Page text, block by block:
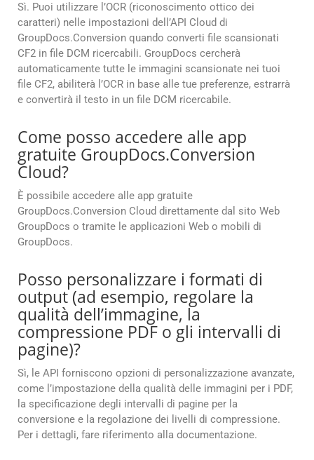
Sì. Puoi utilizzare l’OCR (riconoscimento ottico dei
caratteri) nelle impostazioni dell’API Cloud di
GroupDocs.Conversion quando converti file scansionati
CF2 in file DCM ricercabili. GroupDocs cercherà
automaticamente tutte le immagini scansionate nei tuoi
file CF2, abiliterà l’OCR in base alle tue preferenze, estrarrà
e convertirà il testo in un file DCM ricercabile.
Come posso accedere alle app
gratuite GroupDocs.Conversion
Cloud?
È possibile accedere alle app gratuite
GroupDocs.Conversion Cloud direttamente dal sito Web
GroupDocs o tramite le applicazioni Web o mobili di
GroupDocs.
Posso personalizzare i formati di
output (ad esempio, regolare la
qualità dell’immagine, la
compressione PDF o gli intervalli di
pagine)?
Sì, le API forniscono opzioni di personalizzazione avanzate,
come l’impostazione della qualità delle immagini per i PDF,
la specificazione degli intervalli di pagine per la
conversione e la regolazione dei livelli di compressione.
Per i dettagli, fare riferimento alla documentazione.